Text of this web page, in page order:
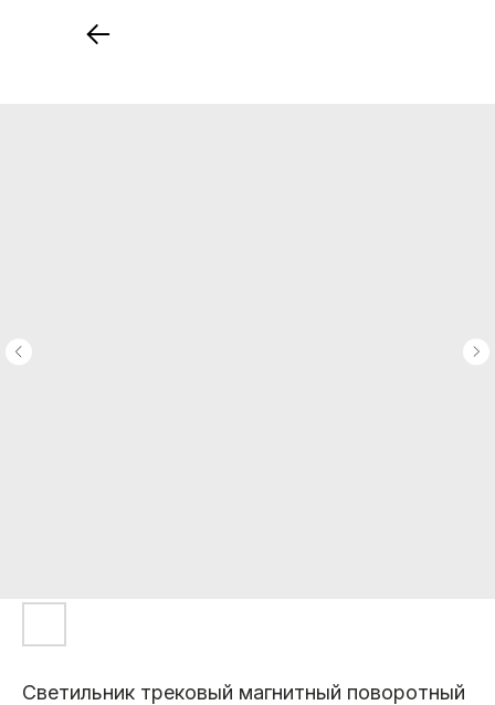
Светильник трековый магнитный поворотный